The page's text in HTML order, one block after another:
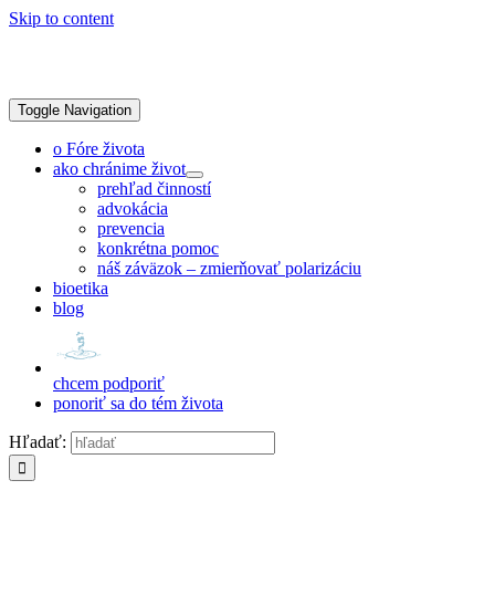
Skip to content
Toggle Navigation
o Fóre života
ako chránime život
prehľad činností
advokácia
prevencia
konkrétna pomoc
náš záväzok – zmierňovať polarizáciu
bioetika
blog
chcem podporiť
ponoriť sa do tém života
Hľadať: